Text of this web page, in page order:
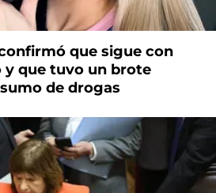
que sigue con
y que tuvo un brote
de drogas